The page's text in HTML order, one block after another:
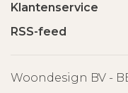
Klantenservice
RSS-feed
Woondesign BV -